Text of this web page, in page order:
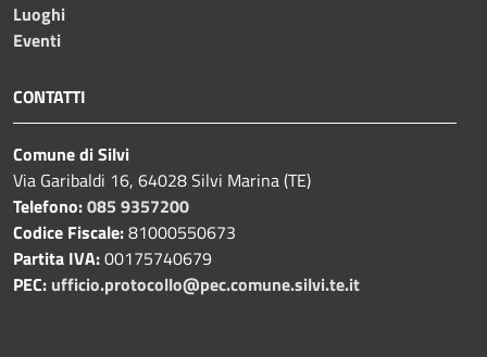
Luoghi
Eventi
CONTATTI
Comune di Silvi
Via Garibaldi 16, 64028 Silvi Marina (TE)
Telefono:085 9357200
Codice Fiscale:81000550673
Partita IVA:00175740679
PEC: ufficio.protocollo@pec.comune.silvi.te.it